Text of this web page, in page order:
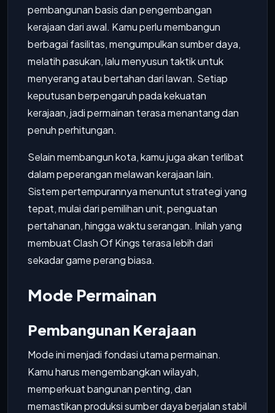
pembangunan basis dan pengembangan
kerajaan dari awal. Kamu perlu membangun
berbagai fasilitas, mengumpulkan sumber daya,
melatih pasukan, lalu menyusun taktik untuk
menyerang atau bertahan dari lawan. Setiap
keputusan berpengaruh pada kekuatan
kerajaan, jadi permainan terasa menantang dan
penuh perhitungan.
Selain membangun kota, kamu juga akan terlibat
dalam peperangan melawan kerajaan lain.
Sistem pertempurannya menuntut strategi yang
tepat, mulai dari pemilihan unit, penguatan
pertahanan, hingga waktu serangan. Inilah yang
membuat Clash Of Kings terasa lebih dari
sekadar game perang biasa.
Mode Permainan
Pembangunan Kerajaan
Mode ini menjadi fondasi utama permainan.
Kamu harus mengembangkan wilayah,
memperkuat bangunan penting, dan
memastikan produksi sumber daya berjalan stabil